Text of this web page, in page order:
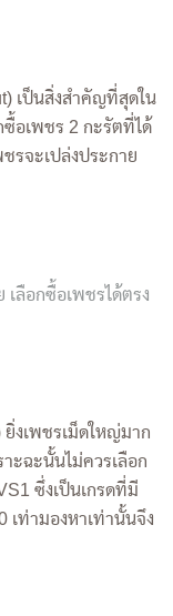
เป็นสิ่งสำคัญที่สุดใน
ซื้อเพชร 2 กะรัตที่ได้
รจะเปล่งประกาย
เลือกซื้อเพชรได้ตรง
งเพชรเม็ดใหญ่มาก
ะฉะนั้นไม่ควรเลือก
ซึ่งเป็นเกรดที่มี
เท่ามองหาเท่านั้นจึง